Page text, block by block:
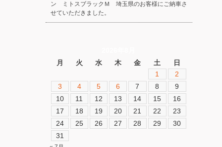
ン ミトスブラックＭ 埼玉県のお客様にご納車さ
せていただきました。
月
火 水 木 金 土
日
1
2
3
4 5 6 7 8
9
10
11 12 13 14 15
16
17
18 19 20 21 22
23
24
25 26 27 28 29
30
31